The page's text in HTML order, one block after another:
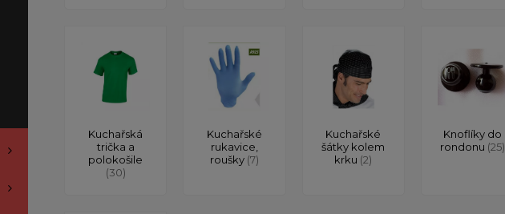
Kuchařská
trička a
polokošile
(30)
Kuchařské
rukavice,
roušky (7)
Kuchařské
šátky kolem
krku (2)
Knoflíky do
rondonu (25)